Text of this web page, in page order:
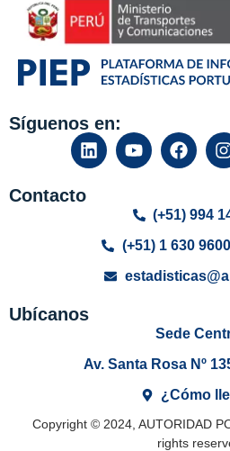
Síguenos en:
Contacto
(+51) 994
(+51) 1 630
Ubícanos
Sede
Av. Santa Rosa Nº
¿Cómo
Copyright © 2024, AUTORIDAD
rights